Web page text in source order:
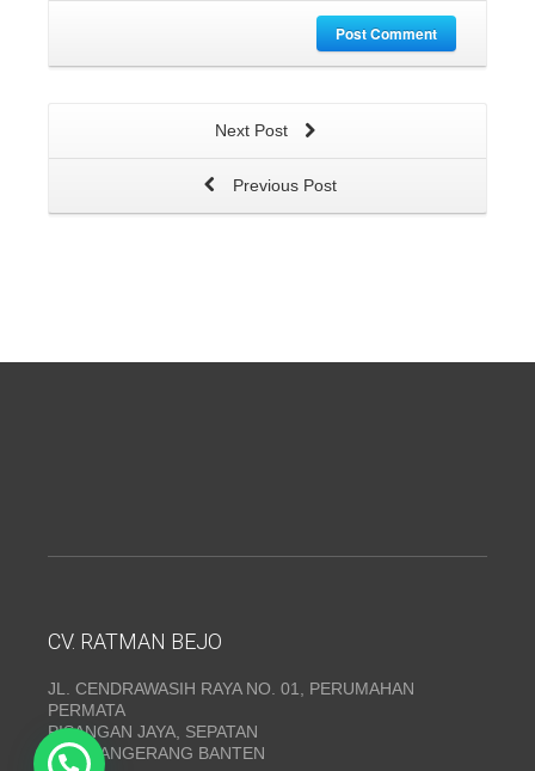
Post Comment
Next Post
Previous Post
CV. RATMAN BEJO
JL. CENDRAWASIH RAYA NO. 01, PERUMAHAN
PERMATA
PISANGAN JAYA, SEPATAN
KAB. TANGERANG BANTEN